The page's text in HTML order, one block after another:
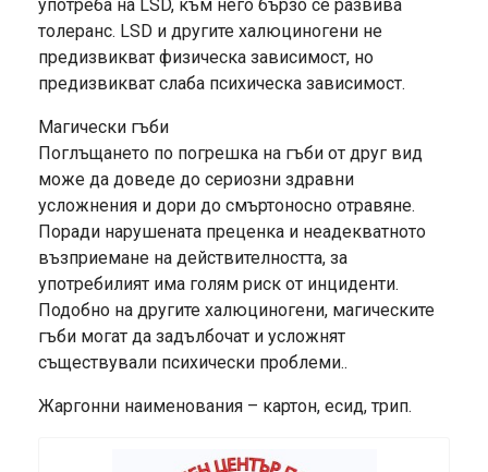
употреба на LSD, към него бързо се развива
толеранс. LSD и другите халюциногени не
предизвикват физическа зависимост, но
предизвикват слаба психическа зависимост.
Магически гъби
Поглъщането по погрешка на гъби от друг вид
може да доведе до сериозни здравни
усложнения и дори до смъртоносно отравяне.
Поради нарушената преценка и неадекватното
възприемане на действителността, за
употребилият има голям риск от инциденти.
Подобно на другите халюциногени, магическите
гъби могат да задълбочат и усложнят
съществували психически проблеми..
Жаргонни наименования – картон, есид, трип.